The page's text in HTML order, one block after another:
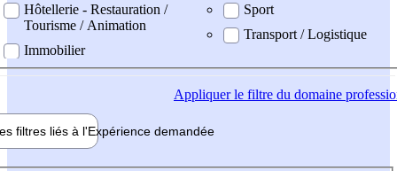
Hôtellerie - Restauration /
Tourisme / Animation
Immobilier
Sport
Transport / Logistique
Appliquerle filtre du domaine
filtres liés à l'Expérience demandée